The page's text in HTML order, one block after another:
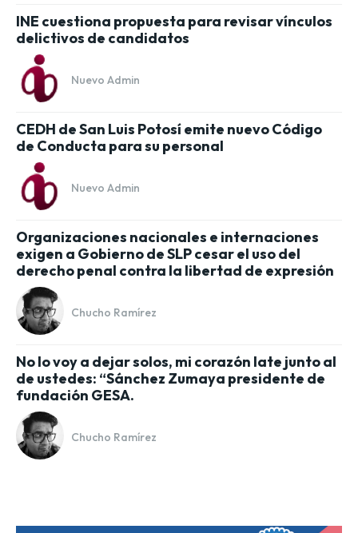
INE cuestiona propuesta para revisar vínculos
delictivos de candidatos
Nuevo Admin
CEDH de San Luis Potosí emite nuevo Código
de Conducta para su personal
Nuevo Admin
Organizaciones nacionales e internaciones
exigen a Gobierno de SLP cesar el uso del
derecho penal contra la libertad de expresión
Chucho Ramírez
No lo voy a dejar solos, mi corazón late junto al
de ustedes: “Sánchez Zumaya presidente de
fundación GESA.
Chucho Ramírez